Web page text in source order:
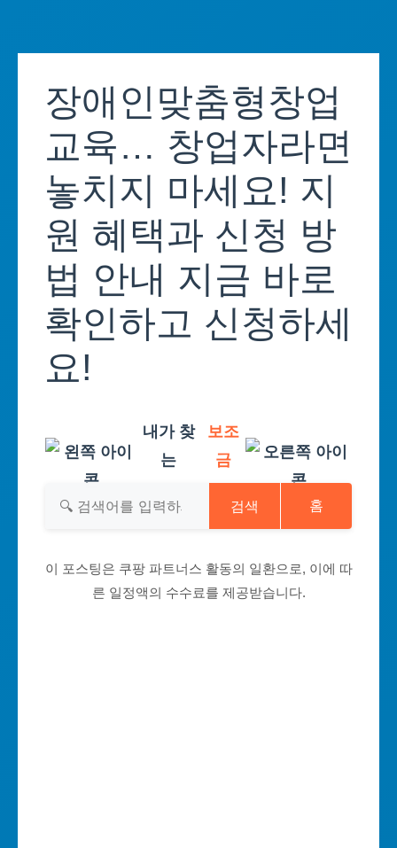
content장애인맞춤형창업
교육… 창업자라면
놓치지 마세요! 지
원 혜택과 신청 방
법 안내 지금 바로
확인하고 신청하세
요!
내가 찾
는
보조
금
검색 홈
이 포스팅은 쿠팡 파트너스 활동의 일환으로, 이에 따
른 일정액의 수수료를 제공받습니다.